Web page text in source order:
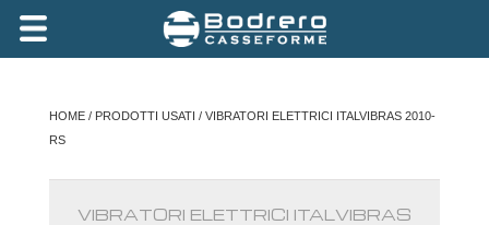
HOME/ PRODOTTI USATI / VIBRATORI ELETTRICI ITALVIBRAS 2010-
RS
VIBRATORI ELETTRICI ITALVIBRAS